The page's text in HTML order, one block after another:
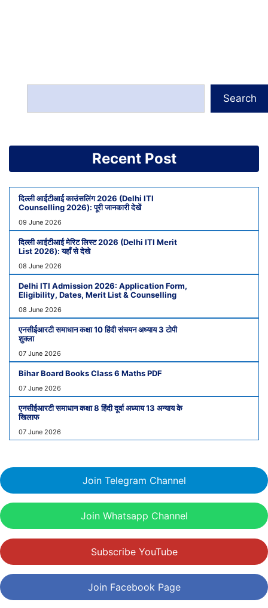
Search
Recent Post
दिल्ली आईटीआई काउंसलिंग 2026 (Delhi ITI
Counselling 2026): पूरी जानकारी देखें
09 June 2026
दिल्ली आईटीआई मेरिट लिस्ट 2026 (Delhi ITI Merit
List 2026): यहाँ से देखे
08 June 2026
Delhi ITI Admission 2026: Application Form,
Eligibility, Dates, Merit List & Counselling
08 June 2026
एनसीईआरटी समाधान कक्षा 10 हिंदी संचयन अध्याय 3 टोपी
शुक्ला
07 June 2026
Bihar Board Books Class 6 Maths PDF
07 June 2026
एनसीईआरटी समाधान कक्षा 8 हिंदी दूर्वा अध्याय 13 अन्याय के
खिलाफ
07 June 2026
Join Telegram Channel
Join Whatsapp Channel
Subscribe YouTube
Join Facebook Page